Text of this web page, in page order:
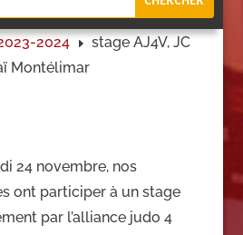
2024 E stage AJ4V, JC
Montélimar
24 novembre, nos
ont participer à un stage
par l’alliance judo 4